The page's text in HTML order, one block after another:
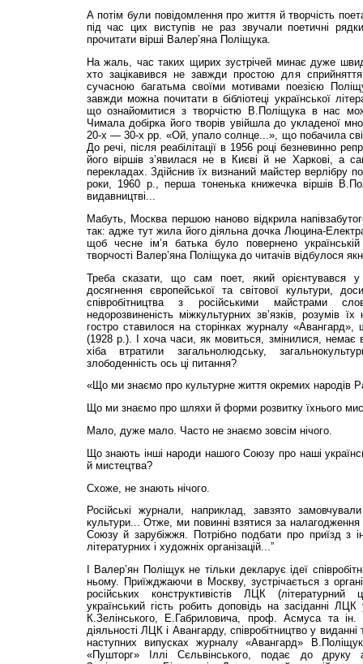
А потім були повідомлення про життя й творчість
під час цих виступів не раз звучали поетичні
прочитати вірші Валер’яна Поліщука.
На жаль, час таких щирих зустрічей минає дуже
хто зацікавився не завжди простою для
сучасною багатьма своїми мотивами пое­зією
завжди можна почитати в бібліотеці україн­ської
що ознайомитися з творчістю В.Поліщука в нас
Чимала добірка його творів увійшла до укладеної
20-х — 30-х рр. «Ой, упало солнце...», що побачила
До речі, після реабілітації в 1956 році безневинно
його віршів з’явилася не в Києві й не Харкові, а
перекладах. Здійснив їх визнаний майстер верлібру
роки, 1960 р., перша тоненька книжечка віршів
видавництві...
Мабуть, Москва першою наново відкрила
так: адже тут жила його діяльна дочка Люцина-
щоб чесне ім’я батька було повернено
творчості Валер’яна Поліщука до читачів відбулося
Треба сказати, що сам поет, який орієнтувався у
досягнення європейської та світової культури,
співробітництва з російськими майстрами
недорозвиненість міжкультурних зв’язків, розумів
гостро ставилося на сторінках журналу
(1928 р.). І хоча часи, як мовиться, змінилися,
хіба втратили загальнолюдську,
злободенність ось ці питання?
«Що ми знаємо про культурне життя окремих народів
Що ми знаємо про шляхи й форми розвитку їхнього
Мало, дуже мало. Часто не знаємо зовсім нічого.
Що знають інші народи нашого Союзу про наші
й мистецтва?
Схоже, не знають нічого.
Російські журнали, наприклад, завзято
культури... Отже, ми повинні взятися за налагодження
Союзу й зарубіжжя. Потрібно подбати про приїзд з
літературних і художніх організацій...”
І Валер’ян Поліщук не тільки декларує ідеї
ньому. Приїжджаючи в Москву, зустрічається з
російських конструктивістів ЛЦК (літературний
український гість робить доповідь на засіданні ЛЦК
К.Зелінського, Е.Га­бри­ловича, проф. Асмуса та ін.
діяльності ЛЦК і Авангарду, співробітництво у
наступних випусках журналу «Авангард»
«Пушторг» Іллі Сєльвінського, подає до друку